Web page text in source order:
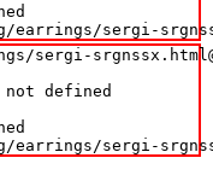
earrings/sergi-
sergi-
not defined
earrings/sergi-